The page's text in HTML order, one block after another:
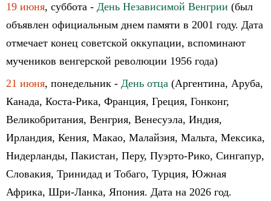
19 июня, суббота - День Независимой Венгрии (был
объявлен официальным днем памяти в 2001 году. Дата
отмечает конец советской оккупации, вспоминают
мучеников венгерской революции 1956 года)
21 июня, понедельник - День отца (Аргентина, Аруба,
Канада, Коста-Рика, Франция, Греция, Гонконг,
Великобритания, Венгрия, Венесуэла, Индия,
Ирландия, Кения, Макао, Малайзия, Мальта, Мексика,
Нидерланды, Пакистан, Перу, Пуэрто-Рико, Сингапур,
Словакия, Тринидад и Тобаго, Турция, Южная
Африка, Шри-Ланка, Япония. Дата на 2026 год.